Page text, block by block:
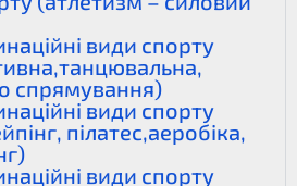
види спорту
спрямування)
види спорту
пілатес,аеробіка,
види спорту